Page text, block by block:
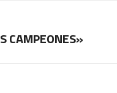
CAMPEONES»